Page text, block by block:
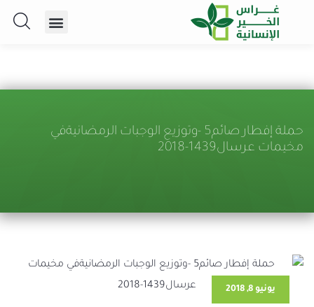
حملة إفطار صائم5 -وتوزيع الوجبات الرمضانيةفي
مخيمات عرسال1439-2018
يونيو 8, 2018